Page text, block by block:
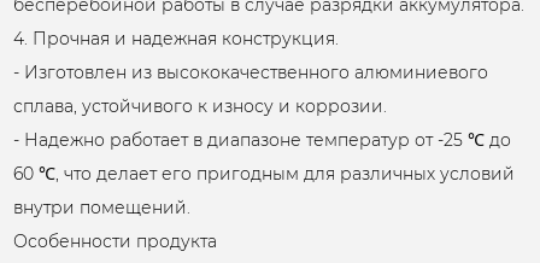
бесперебойной работы в случае разрядки аккумулятора.
4. Прочная и надежная конструкция.
- Изготовлен из высококачественного алюминиевого
сплава, устойчивого к износу и коррозии.
- Надежно работает в диапазоне температур от -25 ℃ до
60 ℃, что делает его пригодным для различных условий
внутри помещений.
Особенности продукта